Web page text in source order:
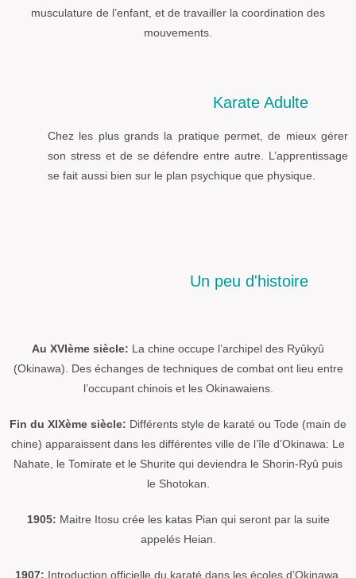
musculature de l’enfant, et de travailler la coordination des
mouvements.
Karate Adulte
Chez les plus grands la pratique permet, de mieux gérer
son stress et de se défendre entre autre. L’apprentissage
se fait aussi bien sur le plan psychique que physique.
Un peu d'histoire
Au XVIème siècle: La chine occupe l’archipel des Ryûkyû
(Okinawa). Des échanges de techniques de combat ont lieu entre
l’occupant chinois et les Okinawaiens.
Fin du XIXème siècle: Différents style de karaté ou Tode (main de
chine) apparaissent dans les différentes ville de l’île d’Okinawa: Le
Nahate, le Tomirate et le Shurite qui deviendra le Shorin-Ryû puis
le Shotokan.
1905: Maitre Itosu crée les katas Pian qui seront par la suite
appelés Heian.
1907: Introduction officielle du karaté dans les écoles d’Okinawa.